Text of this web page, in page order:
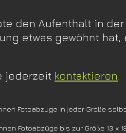
Fotoabzüge in jeder Größe
jederzeit kontaktieren.
Fotoabzüge bis zur Größe 13 x
den Aufenthalt in
etwas gewöhnt hat,